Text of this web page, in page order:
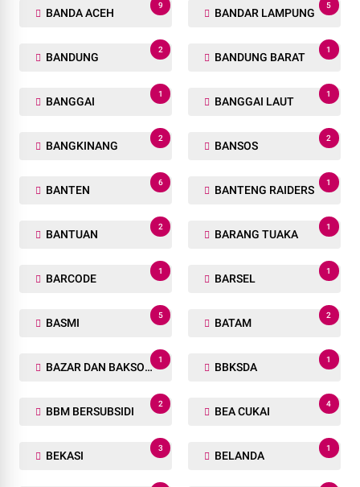
BANDA ACEH
9
BANDAR LAMPUNG
5
BANDUNG
2
BANDUNG BARAT
1
BANGGAI
1
BANGGAI LAUT
1
BANGKINANG
2
BANSOS
2
BANTEN
6
BANTENG RAIDERS
1
BANTUAN
2
BARANG TUAKA
1
BARCODE
1
BARSEL
1
BASMI
5
BATAM
2
BAZAR DAN BAKSOS RAMADHAN
1
BBKSDA
1
BBM BERSUBSIDI
2
BEA CUKAI
4
BEKASI
3
BELANDA
1